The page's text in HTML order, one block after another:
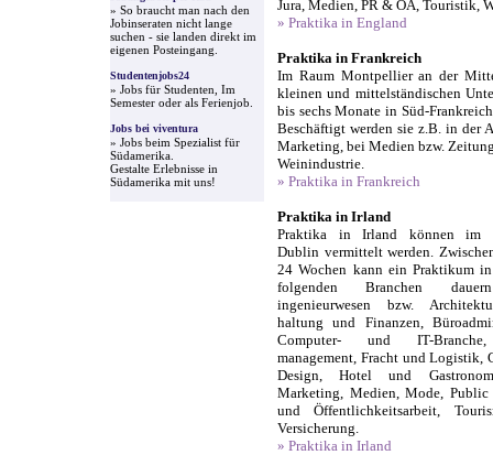
» So braucht man nach den
Jobinseraten nicht lange
suchen - sie landen direkt im
eigenen Posteingang.
Studentenjobs24
» Jobs für Studenten, Im
Semester oder als Ferienjob.
Jobs bei viventura
» Jobs beim Spezialist für
Südamerika.
Gestalte Erlebnisse in
Südamerika mit uns!
Jura, Medien, PR & ÖA, Touristik,
» Praktika in England
Praktika in Frankreich
Im Raum Montpellier an der
kleinen und mittelständischen
bis sechs Monate in Süd-
Beschäftigt werden sie z.B. in der
Marketing, bei Medien bzw.
Weinindustrie.
» Praktika in Frankreich
Praktika in Irland
Praktika in Irland können im
Dublin vermittelt werden.
24 Wochen kann ein Praktikum
folgenden Branchen
ingenieurwesen bzw.
haltung und Finanzen,
Computer- und IT-
management, Fracht und Logistik,
Design, Hotel und
Marketing, Medien, Mode, Public
und Öffentlichkeitsarbeit,
Versicherung.
» Praktika in Irland